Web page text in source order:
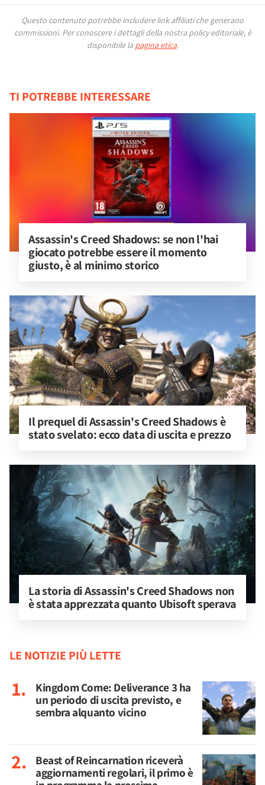
Questo contenuto potrebbe includere link affiliati che generano
commissioni. Per conoscere i dettagli della nostra policy editoriale, è
disponibile la pagina etica.
TI POTREBBE INTERESSARE
Assassin's Creed Shadows: se non l'hai
giocato potrebbe essere il momento
giusto, è al minimo storico
Il prequel di Assassin's Creed Shadows è
stato svelato: ecco data di uscita e prezzo
La storia di Assassin's Creed Shadows non
è stata apprezzata quanto Ubisoft sperava
LE NOTIZIE PIÙ LETTE
Kingdom Come: Deliverance 3 ha
un periodo di uscita previsto, e
sembra alquanto vicino
Beast of Reincarnation riceverà
aggiornamenti regolari, il primo è